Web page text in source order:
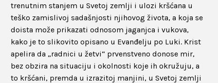
trenutnim stanjem u Svetoj zemlji i ulozi kršćana u
teško zamislivoj sadašnjosti njihovog života, a koja se
doista može prikazati odnosom jaganjca i vukova,
kako je to slikovito opisano u Evanđelju po Luki. Krist
apelira da „radnici u žetvi“ prvenstveno donose mir,
bez obzira na situaciju i okolnosti koje ih okružuju, a
to kršćani, premda u izrazitoj manjini, u Svetoj zemlji